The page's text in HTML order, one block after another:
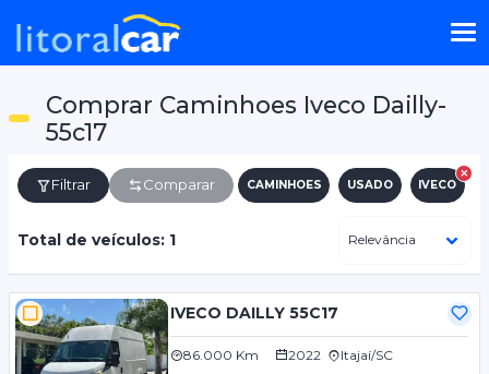
Comprar Caminhoes Iveco Dailly-
55c17
Filtrar Comparar CAMINHOES USADO IVECO
Total de veículos: 1
IVECO DAILLY 55C17
86.000 Km 2022 Itajaí/SC